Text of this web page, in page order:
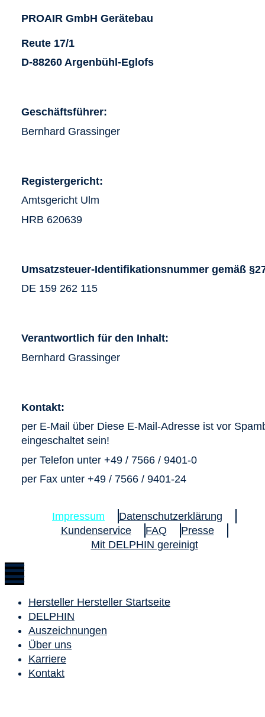
PROAIR GmbH Gerätebau
Reute 17/1
D-88260 Argenbühl-Eglofs
Geschäftsführer:
Bernhard Grassinger
Registergericht:
Amtsgericht Ulm
HRB 620639
Umsatzsteuer-Identifikationsnummer gemäß
DE 159 262 115
Verantwortlich für den Inhalt:
Bernhard Grassinger
Kontakt:
per E-Mail über Diese E-Mail-Adresse ist vor
eingeschaltet sein!
per Telefon unter +49 / 7566 / 9401-0
per Fax unter +49 / 7566 / 9401-24
Impressum
Datenschutzerklärung
Kundenservice
FAQ
Presse
Mit DELPHIN gereinigt
Hersteller Hersteller Startseite
DELPHIN
Auszeichnungen
Über uns
Karriere
Kontakt